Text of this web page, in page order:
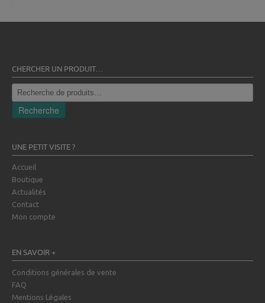
CHERCHER UN PRODUIT…
Recherche
pour :
Recherche
UNE PETIT VISITE ?
Accueil
Boutique
Actualités
Contact
Mon compte
EN SAVOIR +
Conditions générales de vente
FAQ
Mentions Légales